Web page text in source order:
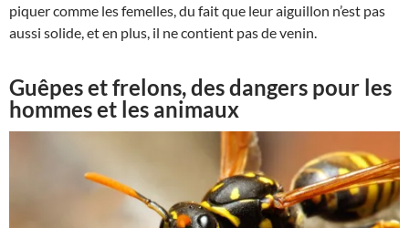
piquer comme les femelles, du fait que leur aiguillon n’est pas
aussi solide, et en plus, il ne contient pas de venin.
Guêpes et frelons, des dangers pour les
hommes et les animaux